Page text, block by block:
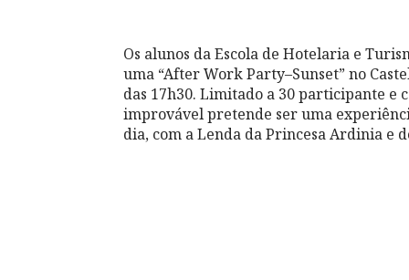
Os alunos da Escola de Hotelaria e
uma “After Work Party–Sunset” no
das 17h30. Limitado a 30 participante e
improvável pretende ser uma
dia, com a Lenda da Princesa Ardinia e